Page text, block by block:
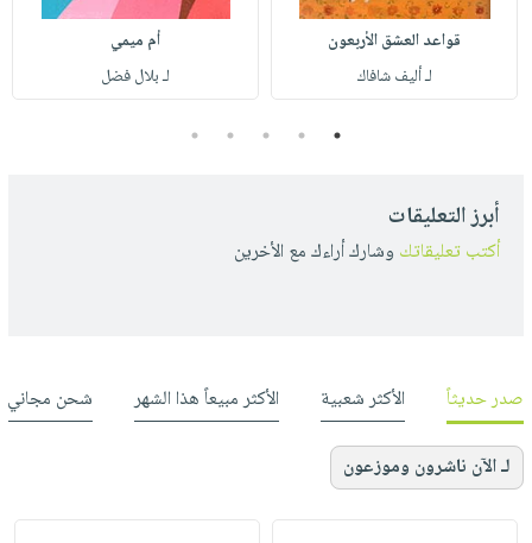
قواعد العشق الأربعون
لـ أليف شافاك
أم ميمي
لـ بلال فضل
1
2
3
4
5
أبرز التعليقات
أكتب تعليقاتك وشارك أراءك مع الأخرين
صدر حديثاً الأكثر شعبية الأكثر مبيعاً هذا الشهر شحن مجاني
لـ الآن ناشرون وموزعون